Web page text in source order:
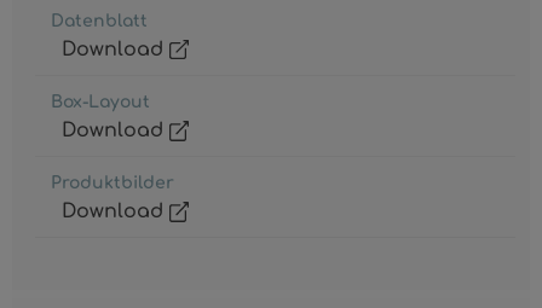
Datenblatt
Download
Box-Layout
Download
Produktbilder
Download